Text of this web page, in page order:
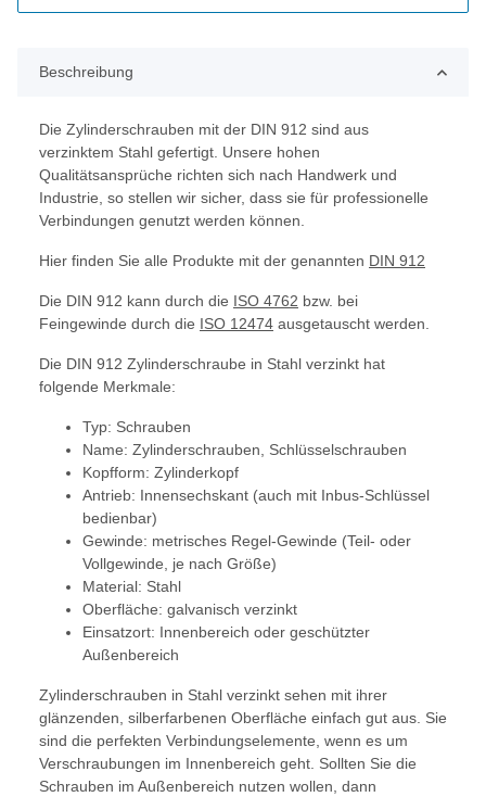
Beschreibung
Die Zylinderschrauben mit der DIN 912 sind aus
verzinktem Stahl gefertigt. Unsere hohen
Qualitätsansprüche richten sich nach Handwerk und
Industrie, so stellen wir sicher, dass sie für professionelle
Verbindungen genutzt werden können.
Hier finden Sie alle Produkte mit der genannten DIN 912
Die DIN 912 kann durch die ISO 4762 bzw. bei
Feingewinde durch die ISO 12474 ausgetauscht werden.
Die DIN 912 Zylinderschraube in Stahl verzinkt hat
folgende Merkmale:
Typ: Schrauben
Name: Zylinderschrauben, Schlüsselschrauben
Kopfform: Zylinderkopf
Antrieb: Innensechskant (auch mit Inbus-Schlüssel
bedienbar)
Gewinde: metrisches Regel-Gewinde (Teil- oder
Vollgewinde, je nach Größe)
Material: Stahl
Oberfläche: galvanisch verzinkt
Einsatzort: Innenbereich oder geschützter
Außenbereich
Zylinderschrauben in Stahl verzinkt sehen mit ihrer
glänzenden, silberfarbenen Oberfläche einfach gut aus. Sie
sind die perfekten Verbindungselemente, wenn es um
Verschraubungen im Innenbereich geht. Sollten Sie die
Schrauben im Außenbereich nutzen wollen, dann